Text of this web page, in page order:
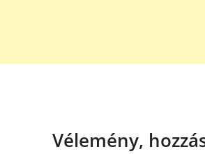
Vélemény,